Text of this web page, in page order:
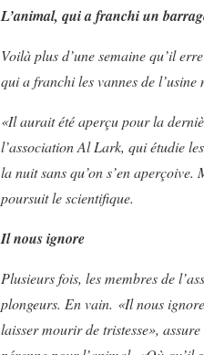
L’animal, qui a franchi un
Voilà plus d’une semaine qu’il
qui a franchi les vannes de
«Il aurait été aperçu pour la
l’association Al Lark, qui étudie
la nuit sans qu’on s’en
poursuit le scientifique.
Il nous ignore
Plusieurs fois, les membres de
plongeurs. En vain. «Il nous
laisser mourir de tristesse»,